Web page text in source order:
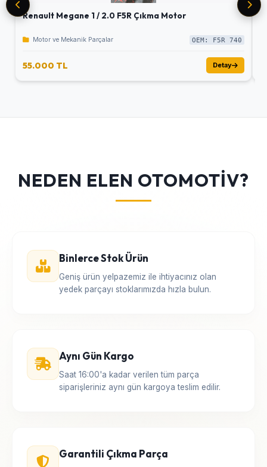
Renault Megane 1 / 2.0 F5R Çıkma Motor
Motor ve Mekanik Parçalar OEM: F5R 740
55.000 TL Detay
NEDEN ELEN OTOMOTİV?
Binlerce Stok Ürün
Geniş ürün yelpazemiz ile ihtiyacınız olan
yedek parçayı stoklarımızda hızla bulun.
Aynı Gün Kargo
Saat 16:00'a kadar verilen tüm parça
siparişleriniz aynı gün kargoya teslim edilir.
Garantili Çıkma Parça